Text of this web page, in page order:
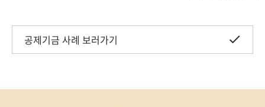
공제기금 사례 보러가기